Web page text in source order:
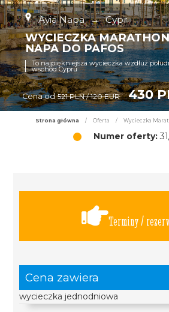
Ayia Napa → Cypr
WYCIECZKA
NAPA DO PAFOS
To najpiękniejsza wycieczka wzdłuż
wschód Cypru
Cena od 521 PLN / 120 EUR 430
Strona główna / Oferta / Wycieczka
Numer oferty:
Terminy /
Cena zawiera
wycieczka jednodniowa